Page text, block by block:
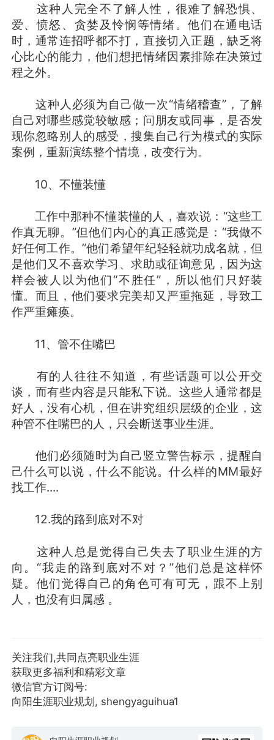
这种人完全不了解人性，很难了解恐惧、
爱、愤怒、贪婪及怜悯等情绪。他们在通电话
时，通常连招呼都不打，直接切入正题，缺乏将
心比心的能力，他们想把情绪因素排除在决策过
程之外。
这种人必须为自己做一次“情绪稽查”，了解
自己对哪些感觉较敏感；问朋友或同事，是否发
现你忽略别人的感受，搜集自己行为模式的实际
案例，重新演练整个情境，改变行为。
10、不懂装懂
工作中那种不懂装懂的人，喜欢说：“这些工
作真无聊。”但他们内心的真正感觉是：“我做不
好任何工作。”他们希望年纪轻轻就功成名就，但
是他们又不喜欢学习、求助或征询意见，因为这
样会被人以为他们“不胜任”，所以他们只好装
懂。而且，他们要求完美却又严重拖延，导致工
作严重瘫痪。
11、管不住嘴巴
有的人往往不知道，有些话题可以公开交
谈，而有些内容是只能私下说。这些人通常都是
好人，没有心机，但在讲究组织层级的企业，这
种管不住嘴巴的人，只会断送事业生涯。
他们必须随时为自己竖立警告标示，提醒自
己什么可以说，什么不能说。什么样的MM最好
找工作....
12.我的路到底对不对
这种人总是觉得自己失去了职业生涯的方
向。“我走的路到底对不对？”他们总是这样怀
疑。他们觉得自己的角色可有可无，跟不上别
人，也没有归属感 。
关注我们,共同点亮职业生涯
获取更多福利和精彩文章
微信官方订阅号:
向阳生涯职业规划, shengyaguihua1